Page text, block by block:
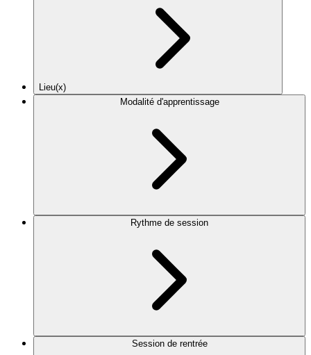
Lieu(x)
Modalité d'apprentissage
Rythme de session
Session de rentrée